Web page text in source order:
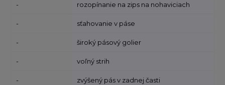
- rozopínanie na zips na nohaviciach
- sťahovanie v páse
- široký pásový golier
- voľný strih
- zvýšený pás v zadnej časti